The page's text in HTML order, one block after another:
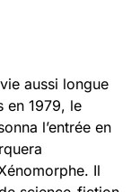
aussi longue
en 1979, le
l’entrée en
Il